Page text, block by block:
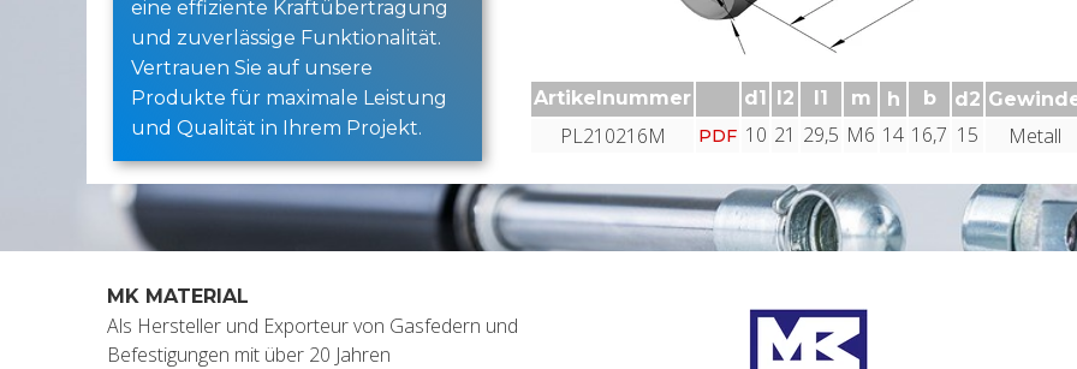
eine effiziente Kraftübertragung
und zuverlässige Funktionalität.
Vertrauen Sie auf unsere
Produkte für maximale Leistung
und Qualität in Ihrem Projekt.
Artikelnummer
d1 l2 l1 m h b d2
PL210216M PDF 10 21 29,5 M6 14 16,7 15 Metall
MK MATERIAL
Als Hersteller und Exporteur von Gasfedern und
Befestigungen mit über 20 Jahren